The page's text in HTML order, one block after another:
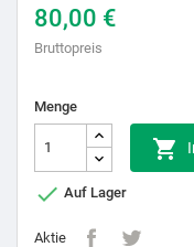
80,00 €
Bruttopreis
Menge

 Auf Lager
Aktie